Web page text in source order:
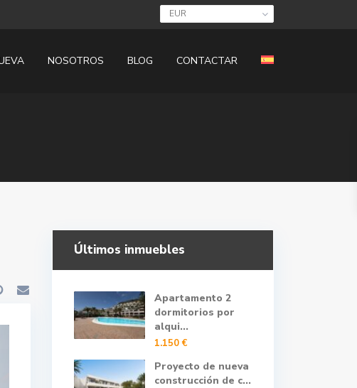
EUR
NOSOTROS BLOG CONTACTAR
Últimos inmuebles
Apartamento 2
dormitorios por
alqui...
1.150 €
Proyecto de nueva
construcción de c...